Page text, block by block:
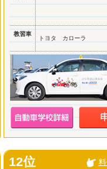
教習車
トヨタ カローラ
12位